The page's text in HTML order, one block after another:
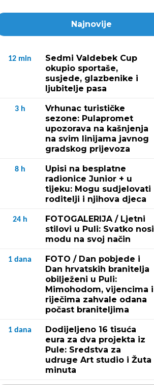
Najnovije
12 min
Sedmi Valdebek Cup
okupio sportaše,
susjede, glazbenike i
ljubitelje pasa
3 h
Vrhunac turističke
sezone: Pulapromet
upozorava na kašnjenja
na svim linijama javnog
gradskog prijevoza
8 h
Upisi na besplatne
radionice Junior + u
tijeku: Mogu sudjelovati
roditelji i njihova djeca
24 h
FOTOGALERIJA / Ljetni
stilovi u Puli: Svatko nosi
modu na svoj način
1 dana
FOTO / Dan pobjede i
Dan hrvatskih branitelja
obilježeni u Puli:
Mimohodom, vijencima i
riječima zahvale odana
počast braniteljima
1 dana
Dodijeljeno 16 tisuća
eura za dva projekta iz
Pule: Sredstva za
udruge Art studio i Žuta
minuta